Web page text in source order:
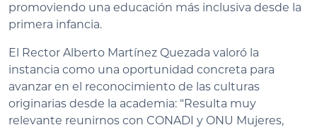
promoviendo una educación más inclusiva desde la
primera infancia.
El Rector Alberto Martínez Quezada valoró la
instancia como una oportunidad concreta para
avanzar en el reconocimiento de las culturas
originarias desde la academia: “Resulta muy
relevante reunirnos con CONADI y ONU Mujeres,